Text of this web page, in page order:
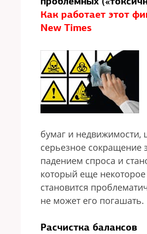
Как работает этот
New Times
бумаг и недвижимости,
серьезное сокращение
падением спроса и
который еще
становится
не может его погашать.
Расчистка балансов